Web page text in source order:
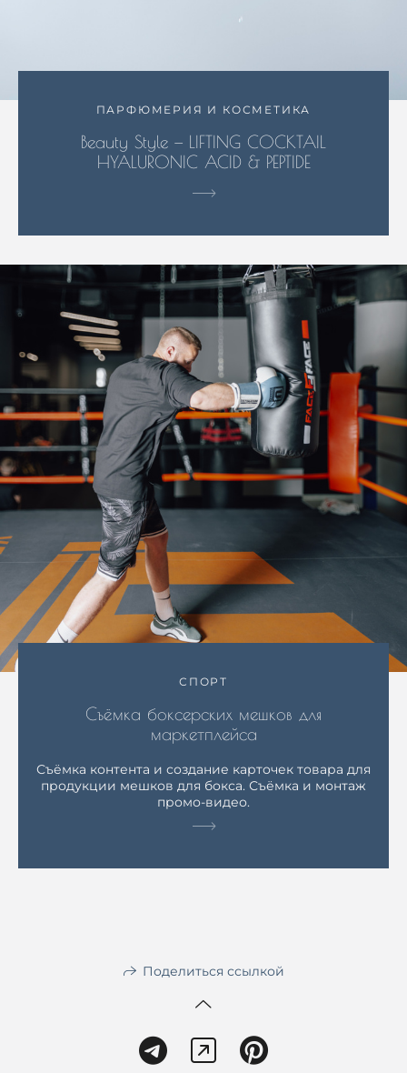
ПАРФЮМЕРИЯ И КОСМЕТИКА
Beauty Style — LIFTING COCKTAIL
HYALURONIC ACID & PEPTIDE
СПОРТ
Съёмка боксерских мешков для
маркетплейса
Съёмка контента и создание карточек товара для
продукции мешков для бокса. Съёмка и монтаж
промо-видео.
Поделиться ссылкой